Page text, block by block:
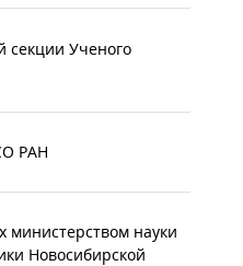
секции Ученого
РАН
министерством науки
Новосибирской